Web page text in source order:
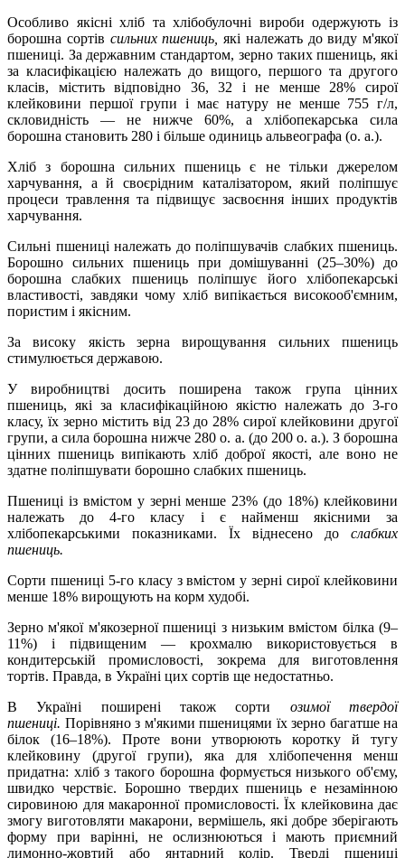
Особливо якісні хліб та хлібобулочні вироби одержують із
борошна сортів сильних пшениць, які належать до виду м'якої
пшениці. За державним стандартом, зерно таких пшениць, які
за класифікацією належать до вищого, першого та другого
класів, містить відповідно 36, 32 і не менше 28% сирої
клейковини першої групи і має натуру не менше 755 г/л,
скловидність — не нижче 60%, а хлібопекарська сила
борошна становить 280 і більше одиниць альвеографа (о. а.).
Хліб з борошна сильних пшениць є не тільки джерелом
харчування, а й своєрідним каталізатором, який поліпшує
процеси травлення та підвищує засвоєння інших продуктів
харчування.
Сильні пшениці належать до поліпшувачів слабких пшениць.
Борошно сильних пшениць при домішуванні (25–30%) до
борошна слабких пшениць поліпшує його хлібопекарські
властивості, завдяки чому хліб випікається високооб'ємним,
пористим і якісним.
За високу якість зерна вирощування сильних пшениць
стимулюється державою.
У виробництві досить поширена також група цінних
пшениць, які за класифікаційною якістю належать до 3-го
класу, їх зерно містить від 23 до 28% сирої клейковини другої
групи, а сила борошна нижче 280 о. а. (до 200 о. а.). З борошна
цінних пшениць випікають хліб доброї якості, але воно не
здатне поліпшувати борошно слабких пшениць.
Пшениці із вмістом у зерні менше 23% (до 18%) клейковини
належать до 4-го класу і є найменш якісними за
хлібопекарськими показниками. Їх віднесено до слабких
пшениць.
Сорти пшениці 5-го класу з вмістом у зерні сирої клейковини
менше 18% вирощують на корм худобі.
Зерно м'якої м'якозерної пшениці з низьким вмістом білка (9–
11%) і підвищеним — крохмалю використовується в
кондитерській промисловості, зокрема для виготовлення
тортів. Правда, в Україні цих сортів ще недостатньо.
В Україні поширені також сорти озимої твердої
пшениці. Порівняно з м'якими пшеницями їх зерно багатше на
білок (16–18%). Проте вони утворюють коротку й тугу
клейковину (другої групи), яка для хлібопечення менш
придатна: хліб з такого борошна формується низького об'єму,
швидко черствіє. Борошно твердих пшениць е незамінною
сировиною для макаронної промисловості. Їх клейковина дає
змогу виготовляти макарони, вермішель, які добре зберігають
форму при варінні, не ослизнюються і мають приємний
лимонно-жовтий або янтарний колір. Тверді пшениці